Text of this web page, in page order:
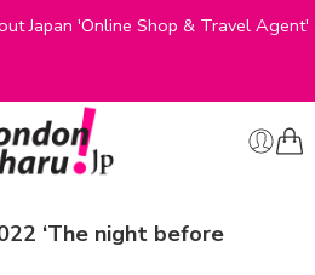
Japan 'Online Shop & Travel Agent'
‘The night before